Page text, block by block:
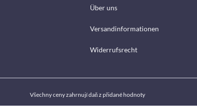
Über uns
Versandinformationen
Widerrufsrecht
Všechny ceny zahrnují daň z přidané hodnoty